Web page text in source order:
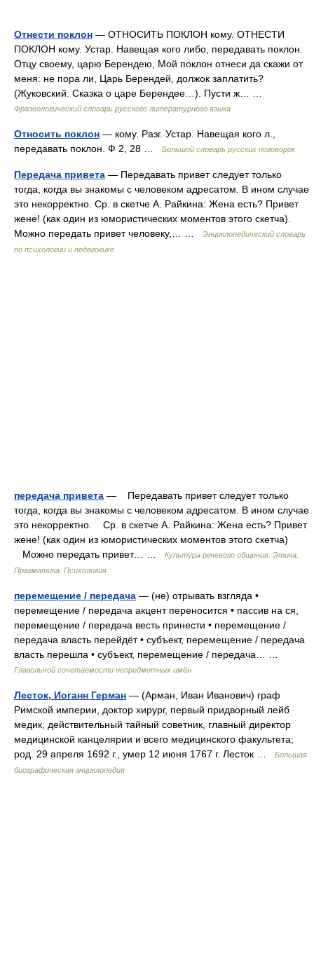
Отнести поклон — ОТНОСИТЬ ПОКЛОН кому. ОТНЕСТИ
ПОКЛОН кому. Устар. Навещая кого либо, передавать поклон.
Отцу своему, царю Берендею, Мой поклон отнеси да скажи от
меня: не пора ли, Царь Берендей, должок заплатить?
(Жуковский. Сказка о царе Берендее…). Пусти ж… …
Фразеологический словарь русского литературного языка
Относить поклон — кому. Разг. Устар. Навещая кого л.,
передавать поклон. Ф 2, 28 …
Большой словарь русских поговорок
Передача привета — Передавать привет следует только
тогда, когда вы знакомы с человеком адресатом. В ином случае
это некорректно. Ср. в скетче А. Райкина: Жена есть? Привет
жене! (как один из юмористических моментов этого скетча).
Можно передать привет человеку,… …
Энциклопедический словарь
по психологии и педагогике
передача привета — Передавать привет следует только
тогда, когда вы знакомы с человеком адресатом. В ином случае
это некорректно. Ср. в скетче А. Райкина: Жена есть? Привет
жене! (как один из юмористических моментов этого скетча)
Можно передать привет… …
Культура речевого общения: Этика.
Прагматика. Психология
перемещение / передача — (не) отрывать взгляда •
перемещение / передача акцент переносится • пассив на ся,
перемещение / передача весть принести • перемещение /
передача власть перейдёт • субъект, перемещение / передача
власть перешла • субъект, перемещение / передача… …
Глагольной сочетаемости непредметных имён
Лесток, Иоганн Герман — (Арман, Иван Иванович) граф
Римской империи, доктор хирург, первый придворный лейб
медик, действительный тайный советник, главный директор
медицинской канцелярии и всего медицинского факультета;
род. 29 апреля 1692 г., умер 12 июня 1767 г. Лесток …
Большая
биографическая энциклопедия